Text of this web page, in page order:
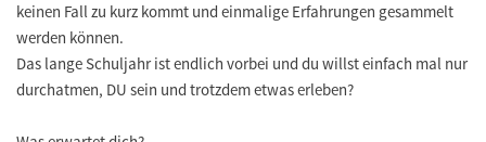
keinen Fall zu kurz kommt und einmalige Erfahrungen gesammelt
werden können.
Das lange Schuljahr ist endlich vorbei und du willst einfach mal nur
durchatmen, DU sein und trotzdem etwas erleben?